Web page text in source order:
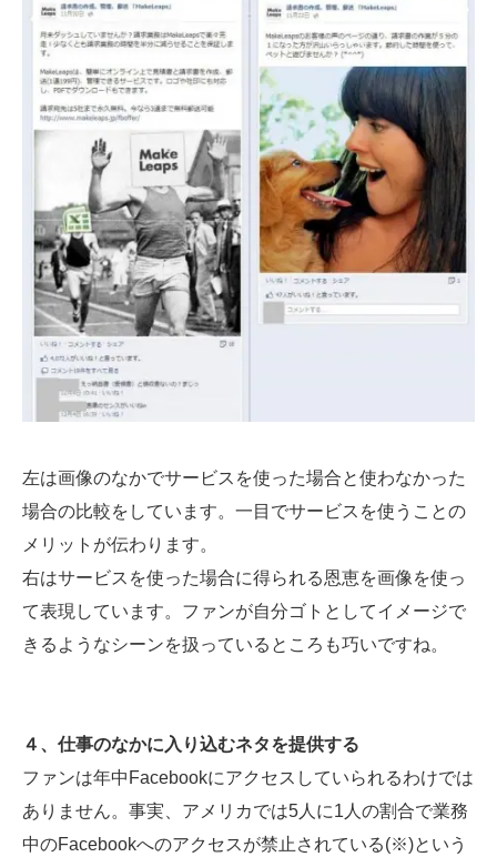
左は画像のなかでサービスを使った場合と使わなかった
場合の比較をしています。一目でサービスを使うことの
メリットが伝わります。
右はサービスを使った場合に得られる恩恵を画像を使っ
て表現しています。ファンが自分ゴトとしてイメージで
きるようなシーンを扱っているところも巧いですね。
４、仕事のなかに入り込むネタを提供する
ファンは年中Facebookにアクセスしていられるわけでは
ありません。事実、アメリカでは5人に1人の割合で業務
中のFacebookへのアクセスが禁止されている(※)という